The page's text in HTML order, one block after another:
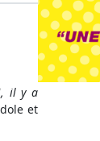
il y a
et